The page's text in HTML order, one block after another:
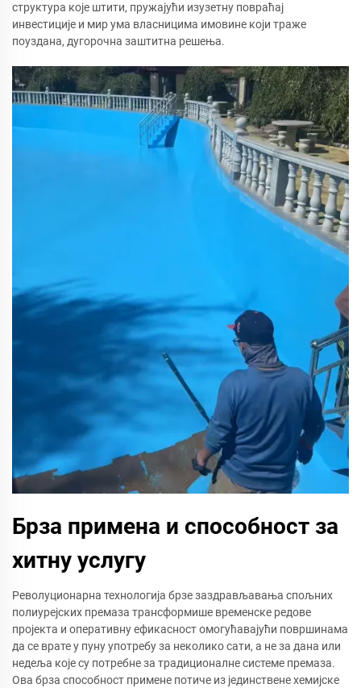
структура које штити, пружајући изузетну повраћај
инвестиције и мир ума власницима имовине који траже
поуздана, дугорочна заштитна решења.
Брза примена и способност за
хитну услугу
Револуционарна технологија брзе заздрављавања спољних
полиурејских премаза трансформише временске редове
пројекта и оперативну ефикасност омогућавајући површинама
да се врате у пуну употребу за неколико сати, а не за дана или
недеља које су потребне за традиционалне системе премаза.
Ова брза способност примене потиче из јединствене хемијске